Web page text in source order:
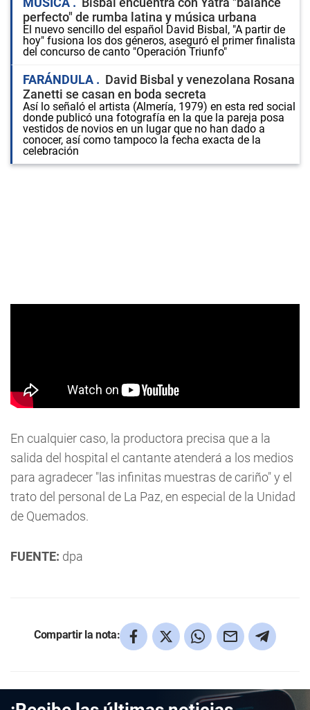
perfecto" de rumba latina y música urbana
El nuevo sencillo del español David Bisbal, "A partir de
hoy" fusiona los dos géneros, aseguró el primer finalista
del concurso de canto "Operación Triunfo"
FARÁNDULA
David Bisbal y venezolana Rosana
Zanetti se casan en boda secreta
Así lo señaló el artista (Almería, 1979) en esta red social
donde publicó una fotografía en la que la pareja posa
vestidos de novios en un lugar que no han dado a
conocer, así como tampoco la fecha exacta de la
celebración
En cualquier caso, la productora precisa que a la
salida del hospital el cantante atenderá a los medios
para agradecer "las infinitas muestras de cariño" y el
trato del personal de La Paz, en especial de la Unidad
de Quemados.
FUENTE: dpa
Compartir la nota: